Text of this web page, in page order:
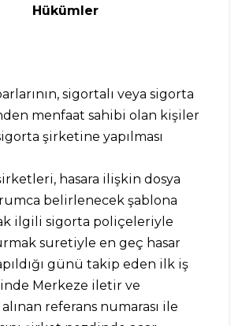
Hükümler
sigortalı veya sigorta
menfaat sahibi olan kişiler
şirketine yapılması
hasara ilişkin dosya
belirlenecek şablona
ilgili sigorta poliçeleriyle
suretiyle en geç hasar
günü takip eden ilk iş
Merkeze iletir ve
referans numarası ile